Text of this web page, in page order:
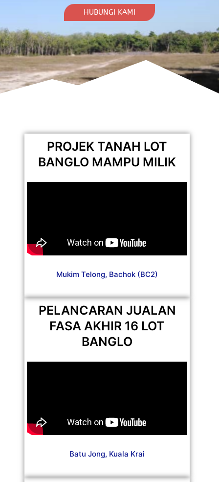
HUBUNGI KAMI
PROJEK TANAH LOT
BANGLO MAMPU MILIK
Mukim Telong, Bachok (BC2)
PELANCARAN JUALAN
FASA AKHIR 16 LOT
BANGLO
Batu Jong, Kuala Krai